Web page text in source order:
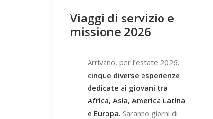
Viaggi di servizio e
missione 2026
Arrivano, per l’estate 2026,
cinque diverse esperienze
dedicate ai giovani tra
Africa, Asia, America Latina
e Europa. Saranno giorni di